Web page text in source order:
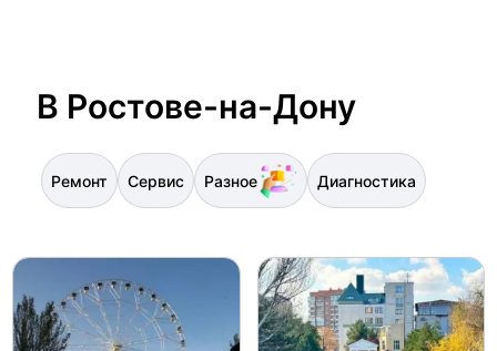
В Ростове-на-Дону
Ремонт Сервис Разное Диагностика